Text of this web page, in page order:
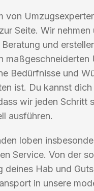
von
Seite. Wir nehmen
und
maßgeschneiderten
Bedürfnisse und
ist. Du kannst
wir jeden Schritt
ausführen.
loben
Service. Von der
deines Hab und
in unsere